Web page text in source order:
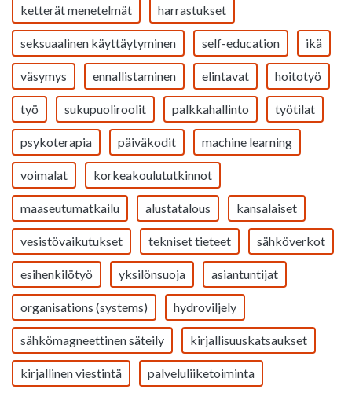
ketterät menetelmät harrastukset
seksuaalinen käyttäytyminen self-education ikä
väsymys ennallistaminen elintavat hoitotyö
työ sukupuoliroolit palkkahallinto työtilat
psykoterapia päiväkodit machine learning
voimalat korkeakoulututkinnot
maaseutumatkailu alustatalous kansalaiset
vesistövaikutukset tekniset tieteet sähköverkot
esihenkilötyö yksilönsuoja asiantuntijat
organisations (systems) hydroviljely
sähkömagneettinen säteily kirjallisuuskatsaukset
kirjallinen viestintä palveluliiketoiminta